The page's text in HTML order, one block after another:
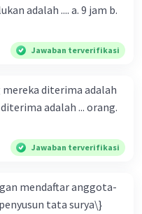
.... a. 9 jam b.
Jawaban terverifikasi
diterima adalah
adalah ... orang.
Jawaban terverifikasi
mendaftar anggota-
tata surya\}